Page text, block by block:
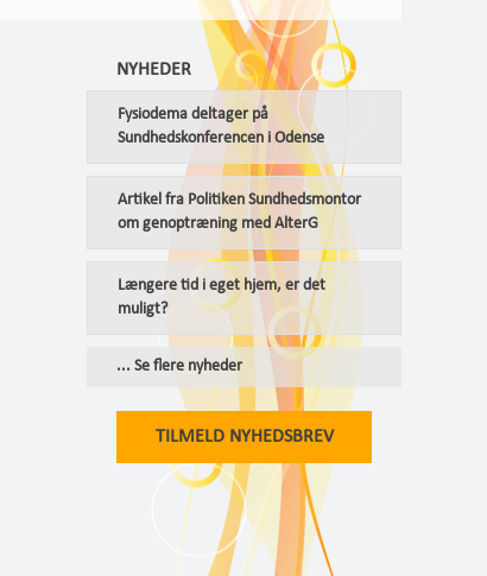
NYHEDER
Fysiodema deltager på
Sundhedskonferencen i Odense
Artikel fra Politiken Sundhedsmontor
om genoptræning med AlterG
Længere tid i eget hjem, er det
muligt?
... Se flere nyheder
TILMELD NYHEDSBREV